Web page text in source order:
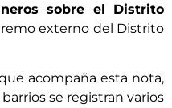
sobre el Distrito
externo del Distrito
acompaña esta nota,
se registran varios